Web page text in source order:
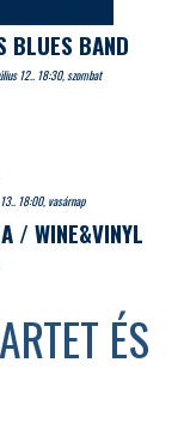
ÉS
BLUES BAND
12.. 18:30, szombat
18:00, vasárnap
/ WINE&VINYL